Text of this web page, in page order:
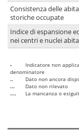
Consistenza delle
storiche occupate
Indice di espansione
nei centri e nuclei
-
Indicatore non
denominatore
..
Dato non ancora
...
Dato non rilevato
....
La mancanza o